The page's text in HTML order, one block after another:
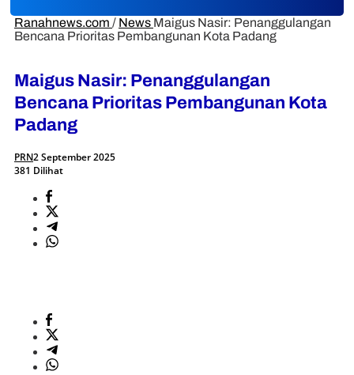
Ranahnews.com / News Maigus Nasir: Penanggulangan
Bencana Prioritas Pembangunan Kota Padang
Maigus Nasir: Penanggulangan
Bencana Prioritas Pembangunan Kota
Padang
PRN2 September 2025
381 Dilihat